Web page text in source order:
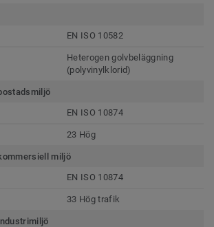
EN ISO 10582
Heterogen golvbeläggning
(polyvinylklorid)
EN ISO 10874
23 Hög
miljö
EN ISO 10874
33 Hög trafik